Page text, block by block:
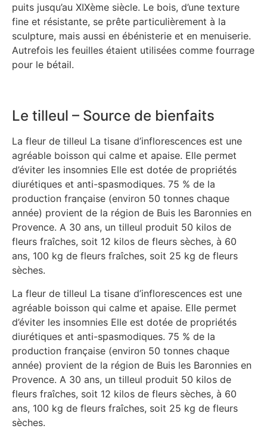
puits jusqu’au XIXème siècle. Le bois, d’une texture
fine et résistante, se prête particulièrement à la
sculpture, mais aussi en ébénisterie et en menuiserie.
Autrefois les feuilles étaient utilisées comme fourrage
pour le bétail.
Le tilleul – Source de bienfaits
La fleur de tilleul La tisane d’inflorescences est une
agréable boisson qui calme et apaise. Elle permet
d’éviter les insomnies Elle est dotée de propriétés
diurétiques et anti-spasmodiques. 75 % de la
production française (environ 50 tonnes chaque
année) provient de la région de Buis les Baronnies en
Provence. A 30 ans, un tilleul produit 50 kilos de
fleurs fraîches, soit 12 kilos de fleurs sèches, à 60
ans, 100 kg de fleurs fraîches, soit 25 kg de fleurs
sèches.
La fleur de tilleul La tisane d’inflorescences est une
agréable boisson qui calme et apaise. Elle permet
d’éviter les insomnies Elle est dotée de propriétés
diurétiques et anti-spasmodiques. 75 % de la
production française (environ 50 tonnes chaque
année) provient de la région de Buis les Baronnies en
Provence. A 30 ans, un tilleul produit 50 kilos de
fleurs fraîches, soit 12 kilos de fleurs sèches, à 60
ans, 100 kg de fleurs fraîches, soit 25 kg de fleurs
sèches.